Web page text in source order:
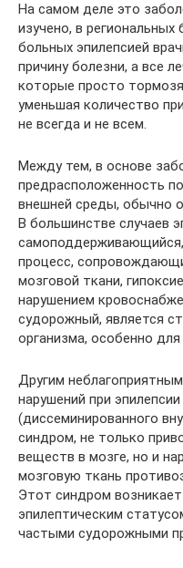
На самом деле это
изучено, в
больных эпилепсией
причину болезни, а все
которые просто
уменьшая количество
не всегда и не всем.
Между тем, в основе
предрасположенность
внешней среды, обычно
В большинстве случаев
процесс,
мозговой ткани,
нарушением
судорожный, является
организма, особенно
Другим
нарушений при
(диссеминированного
синдром, не только
веществ в мозге, но и
мозговую ткань
Этот синдром
эпилептическим
частыми судорожными